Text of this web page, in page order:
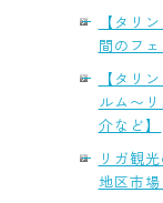
【タリ
間のフ
【タリ
ルム〜
介など】
リガ観
地区市